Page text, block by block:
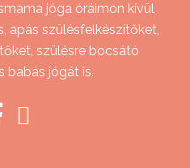
jóga óráimon kívül
apás szülésfelkészítőket,
szülésre bocsátó
babás jógát is.